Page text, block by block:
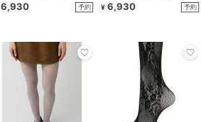
6,930 予約
¥ 6,930 予約